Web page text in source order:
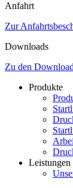
Anfahrt
Zur
Downloads
Zu den
Produkte
Leistungen